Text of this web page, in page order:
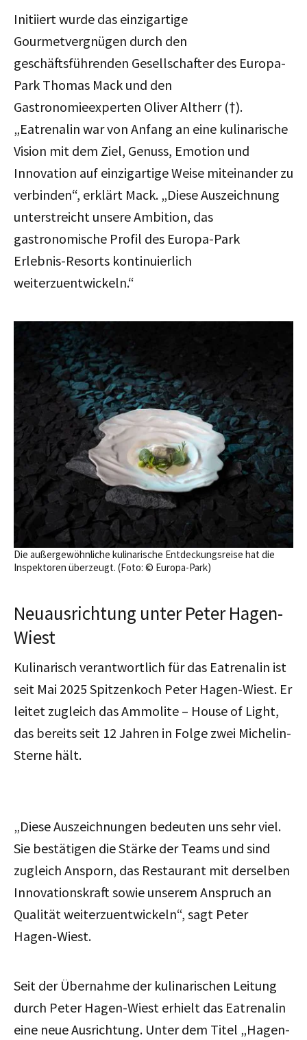
Initiiert wurde das einzigartige
Gourmetvergnügen durch den
geschäftsführenden Gesellschafter des Europa-
Park Thomas Mack und den
Gastronomieexperten Oliver Altherr (†).
„Eatrenalin war von Anfang an eine kulinarische
Vision mit dem Ziel, Genuss, Emotion und
Innovation auf einzigartige Weise miteinander zu
verbinden“, erklärt Mack. „Diese Auszeichnung
unterstreicht unsere Ambition, das
gastronomische Profil des Europa-Park
Erlebnis-Resorts kontinuierlich
weiterzuentwickeln.“
Die außergewöhnliche kulinarische Entdeckungsreise hat die
Inspektoren überzeugt. (Foto: © Europa-Park)
Neuausrichtung unter Peter Hagen-
Wiest
Kulinarisch verantwortlich für das Eatrenalin ist
seit Mai 2025 Spitzenkoch Peter Hagen-Wiest. Er
leitet zugleich das Ammolite – House of Light,
das bereits seit 12 Jahren in Folge zwei Michelin-
Sterne hält.
„Diese Auszeichnungen bedeuten uns sehr viel.
Sie bestätigen die Stärke der Teams und sind
zugleich Ansporn, das Restaurant mit derselben
Innovationskraft sowie unserem Anspruch an
Qualität weiterzuentwickeln“, sagt Peter
Hagen-Wiest.
Seit der Übernahme der kulinarischen Leitung
durch Peter Hagen-Wiest erhielt das Eatrenalin
eine neue Ausrichtung. Unter dem Titel „Hagen-